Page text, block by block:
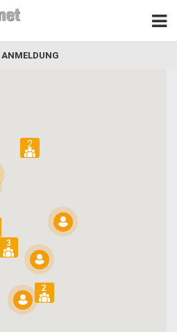
ANMELDUNG
2
2
3